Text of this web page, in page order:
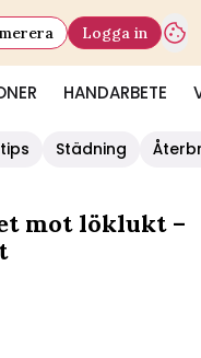
HANDARBETE
Logga in
Städning
mot löklukt –